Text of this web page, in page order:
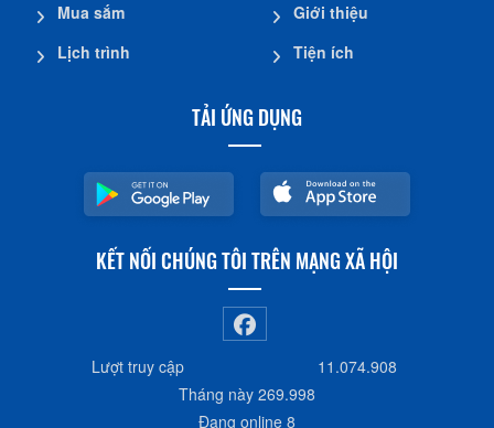
Mua sắm
Lịch trình
Giới thiệu
Tiện ích
TẢI ỨNG DỤNG
KẾT NỐI CHÚNG TÔI TRÊN MẠNG XÃ HỘI
Lượt truy cập
11.074.908
Tháng này 269.998
Đang online 8